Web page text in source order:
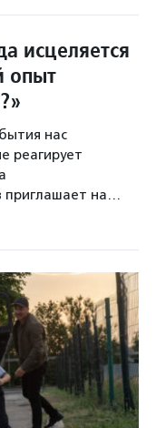
исцеляется
опыт
нас
реагирует
приглашает на…